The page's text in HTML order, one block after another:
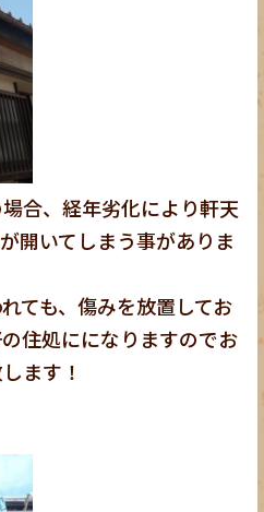
合、経年劣化により軒天
開いてしまう事がありま
ても、傷みを放置してお
住処にになりますのでお
ます！